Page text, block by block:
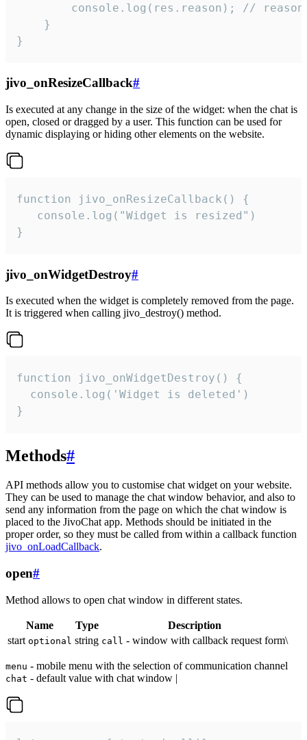
console.log(res.reason); //
    }
}
jivo_onResizeCallback#
Is executed at any change in the size of the widget: when the chat is
open, closed or dragged by a user. This function can be used for
dynamic displaying or hiding other elements on the website.
function jivo_onResizeCallback() {
   console.log("Widget is resized")
}
jivo_onWidgetDestroy#
Is executed when the widget is completely removed from the page.
It is triggered when calling jivo_destroy() method.
function jivo_onWidgetDestroy() {
  console.log('Widget is deleted')
}
Methods#
API methods allow you to customise chat widget on your website.
They can be used to manage the chat window behavior, and also to
send any information from the page on which the chat window is
placed to the JivoChat app. Methods should be initiated in the
proper order, so they must be called from within a callback function
jivo_onLoadCallback.
open#
Method allows to open chat window in different states.
Name Type
Description
start optional string call - window with callback request form\
menu - mobile menu with the selection of communication channel
chat - default value with chat window |